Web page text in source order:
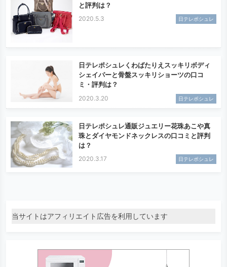
と評判は？
2020.5.3 日テレポシュレ
日テレポシュレくわばたりえスッキリボディ
シェイパーと骨盤スッキリショーツの口コ
ミ・評判は？
2020.3.20 日テレポシュレ
日テレポシュレ通販ジュエリー花珠あこや真
珠とダイヤモンドネックレスの口コミと評判
は？
2020.3.17 日テレポシュレ
当サイトはアフィリエイト広告を利用しています